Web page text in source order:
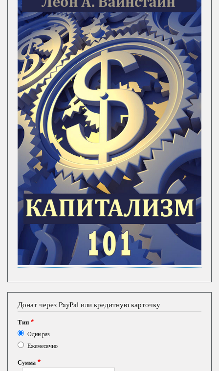
Донат через PayPal или кредитную карточку
Тип
Один раз
Ежемесячно
Сумма